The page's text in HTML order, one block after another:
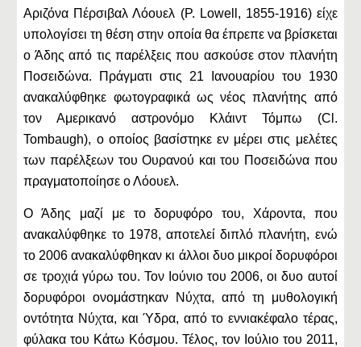
Αριζόνα Πέρσιβαλ Λόουελ (P. Lowell, 1855-1916) είχε
υπολογίσει τη θέση στην οποία θα έπρεπε να βρίσκεται
ο Άδης από τις παρέλξεις που ασκούσε στον πλανήτη
Ποσειδώνα. Πράγματι στις 21 Ιανουαρίου του 1930
ανακαλύφθηκε φωτογραφικά ως νέος πλανήτης από
τον Αμερικανό αστρoνόμο Κλάιντ Τόμπω (Cl.
Tombaugh), ο οποίος βασίστηκε εν μέρει στις μελέτες
των παρέλξεων του Ουρανού και του Ποσειδώνα που
πραγματοποίησε ο Λόουελ.
Ο Άδης μαζί με το δορυφόρο του, Χάροντα, που
ανακαλύφθηκε το 1978, αποτελεί διπλό πλανήτη, ενώ
το 2006 ανακαλύφθηκαν κι άλλοι δυο μικροί δορυφόροι
σε τροχιά γύρω του. Τον Ιούνιο του 2006, οι δυο αυτοί
δορυφόροι ονομάστηκαν Νύχτα, από τη μυθολογική
οντότητα Νύχτα, και Ύδρα, από το εννιακέφαλο τέρας,
φύλακα του Κάτω Κόσμου. Τέλος, τον Ιούλιο του 2011,